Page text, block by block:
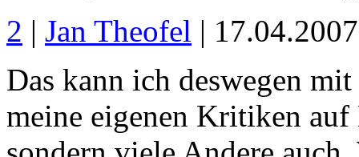
2 | Jan Theofel |
Das kann ich deswegen
meine eigenen Kritiken